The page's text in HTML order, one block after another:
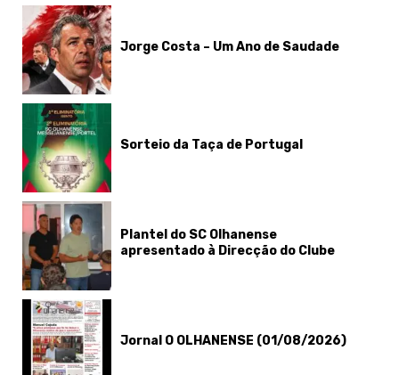
Jorge Costa – Um Ano de Saudade
Sorteio da Taça de Portugal
Plantel do SC Olhanense
apresentado à Direcção do Clube
Jornal O OLHANENSE (01/08/2026)